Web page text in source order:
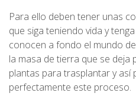
Para ello deben tener unas
que siga teniendo vida y
conocen a fondo el mundo
la masa de tierra que se deja
plantas para trasplantar y así
perfectamente este proceso.